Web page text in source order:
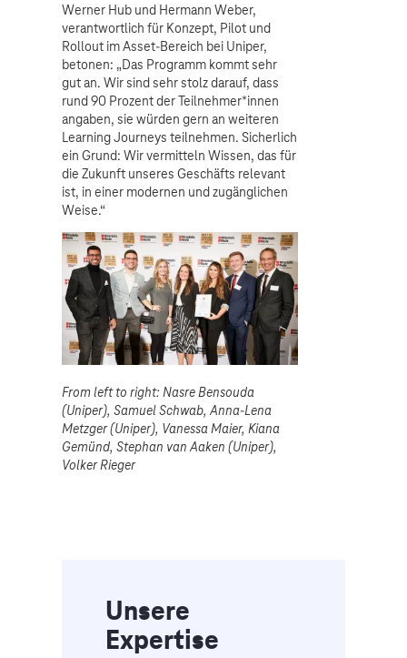
Werner Hub und Hermann Weber,
verantwortlich für Konzept, Pilot und
Rollout im Asset-Bereich bei Uniper,
betonen: „Das Programm kommt sehr
gut an. Wir sind sehr stolz darauf, dass
rund 90 Prozent der Teilnehmer*innen
angaben, sie würden gern an weiteren
Learning Journeys teilnehmen. Sicherlich
ein Grund: Wir vermitteln Wissen, das für
die Zukunft unseres Geschäfts relevant
ist, in einer modernen und zugänglichen
Weise.“
From left to right: Nasre Bensouda
(Uniper), Samuel Schwab, Anna-Lena
Metzger (Uniper), Vanessa Maier, Kiana
Gemünd, Stephan van Aaken (Uniper),
Volker Rieger
Unsere
Expertise